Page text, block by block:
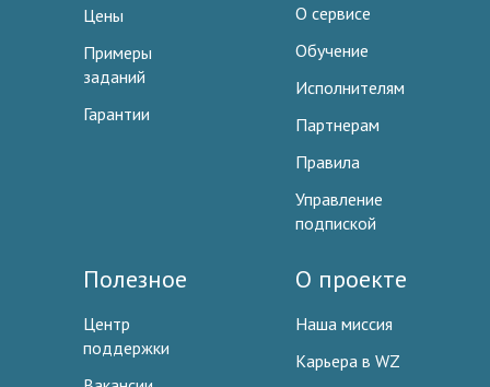
Цены
Примеры
заданий
Гарантии
О сервисе
Обучение
Исполнителям
Партнерам
Правила
Управление
подпиской
Полезное
Центр
поддержки
О проекте
Наша миссия
Карьера в WZ